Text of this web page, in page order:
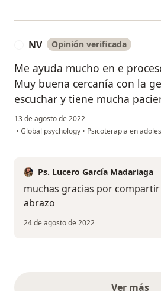
NV Opinión verificada
Me ayuda mucho en e
Muy buena cercanía con la
escuchar y tiene mucha
13 de agosto de 2022
• Global psychology • Psicoterapia en
Ps. Lucero García Madariaga
muchas gracias por
abrazo
24 de agosto de 2022
Ver más